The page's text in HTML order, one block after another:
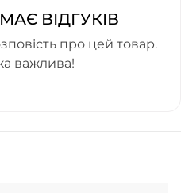
ВІДГУКІВ
про цей товар.
важлива!